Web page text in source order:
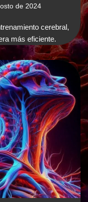
de 2024
cerebral,
más eficiente.